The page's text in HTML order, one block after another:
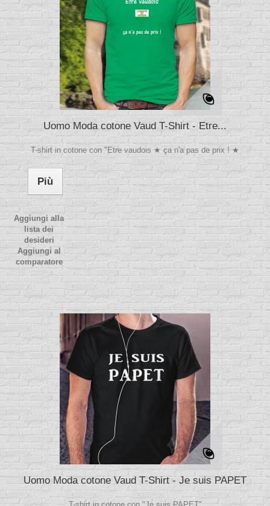
Uomo Moda cotone Vaud T-Shirt - Etre...
T-shirt in cotone con "Etre vaudois ★ ça n'a pas de prix ! ★
Più
Aggiungi alla
lista dei
desideri
Aggiungi al
comparatore
Uomo Moda cotone Vaud T-Shirt - Je suis PAPET